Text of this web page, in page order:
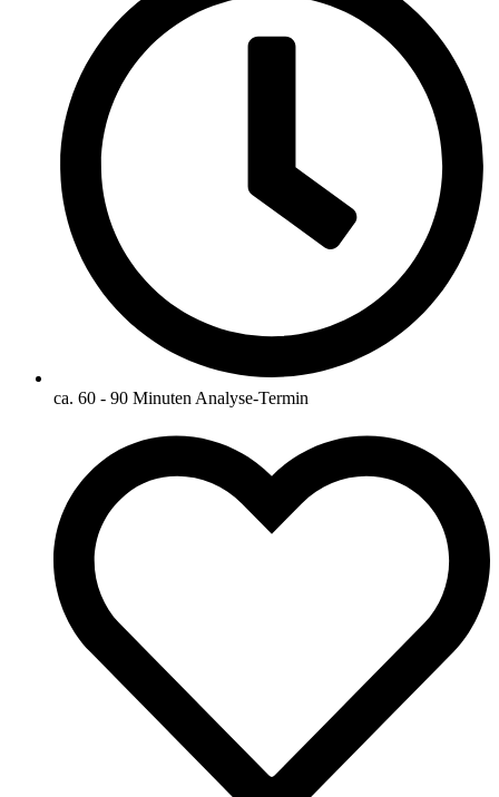
ca. 60 - 90 Minuten Analyse-Termin